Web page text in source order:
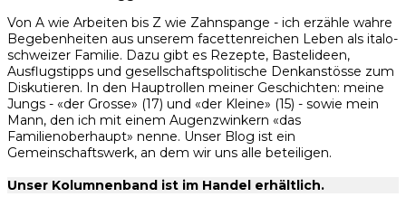
Von A wie Arbeiten bis Z wie Zahnspange - ich erzähle wahre
Begebenheiten aus unserem facettenreichen Leben als italo-
schweizer Familie. Dazu gibt es Rezepte, Bastelideen,
Ausflugstipps und gesellschaftspolitische Denkanstösse zum
Diskutieren. In den Hauptrollen meiner Geschichten: meine
Jungs - «der Grosse» (17) und «der Kleine» (15) - sowie mein
Mann, den ich mit einem Augenzwinkern «das
Familienoberhaupt» nenne. Unser Blog ist ein
Gemeinschaftswerk, an dem wir uns alle beteiligen.
Unser Kolumnenband ist im Handel erhältlich.